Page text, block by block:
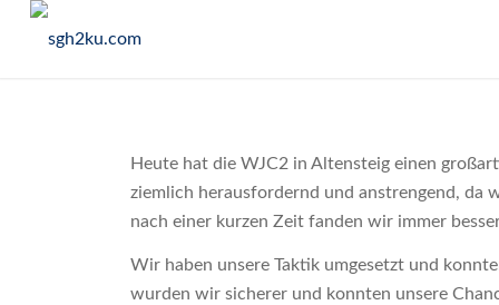
Heute hat die WJC2 in Altensteig einen
ziemlich herausfordernd und anstrengend, da
nach einer kurzen Zeit fanden wir immer
Wir haben unsere Taktik umgesetzt und
wurden wir sicherer und konnten unsere